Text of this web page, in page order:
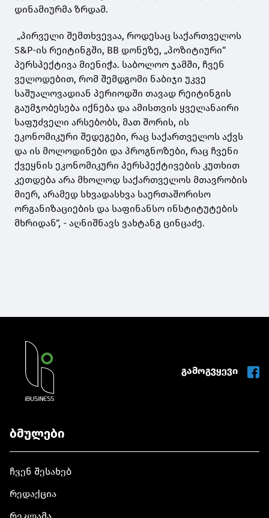
დინამიურმა ზრდამ.
„პირველი შემთხვევაა, როდესაც საქართველოს
S&P-ის რეიტინგში, BB დონეზე, „პოზიტიური“
პერსპექტივა მიენიჭა. საბოლოო ჯამში, ჩვენ
ველოდებით, რომ შემდგომი ნაბიჯი უკვე
საშუალოვადიან პერიოდში თავად რეიტინგის
გაუმჯობესება იქნება და ამისთვის ყველანაირი
საფუძველი არსებობს, მათ შორის, ის
ეკონომიკური შედეგები, რაც საქართველოს აქვს
და ის მოლოდინები და პროგნოზები, რაც ჩვენი
ქვეყნის ეკონომიკური პერსპექტივების კუთხით
კეთდება არა მხოლოდ საქართველოს მთავრობის
მიერ, არამედ სხვადასხვა საერთაშორისო
ორგანიზაციების და საფინანსო ინსტიტუტების
მხრიდან“, - აღნიშნავს ვახტანგ ცინცაძე.
გამოგვყევი
ბმულები
ჩვენ შესახებ
რედაქცია